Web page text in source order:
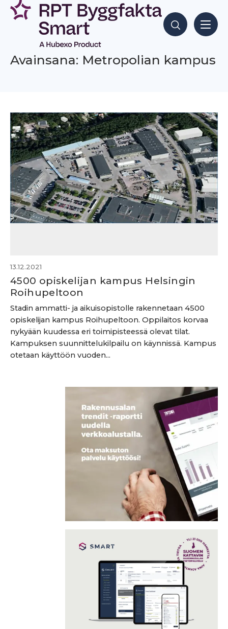
Siirry
sisältöön
Hae sisältöjä
Avainsana: Metropolian kampus
13.12.2021
4500 opiskelijan kampus Helsingin
Roihupeltoon
Stadin ammatti- ja aikuisopistolle rakennetaan 4500
opiskelijan kampus Roihupeltoon. Oppilaitos korvaa
nykyään kuudessa eri toimipisteessä olevat tilat.
Kampuksen suunnittelukilpailu on käynnissä. Kampus
otetaan käyttöön vuoden...